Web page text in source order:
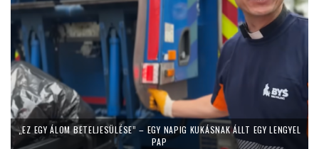
„EZ EGY ÁLOM BETELJESÜLÉSE” – EGY NAPIG KUKÁSNAK ÁLLT EGY LENGYEL
PAP